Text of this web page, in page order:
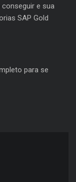
e sua
SAP Gold
para se